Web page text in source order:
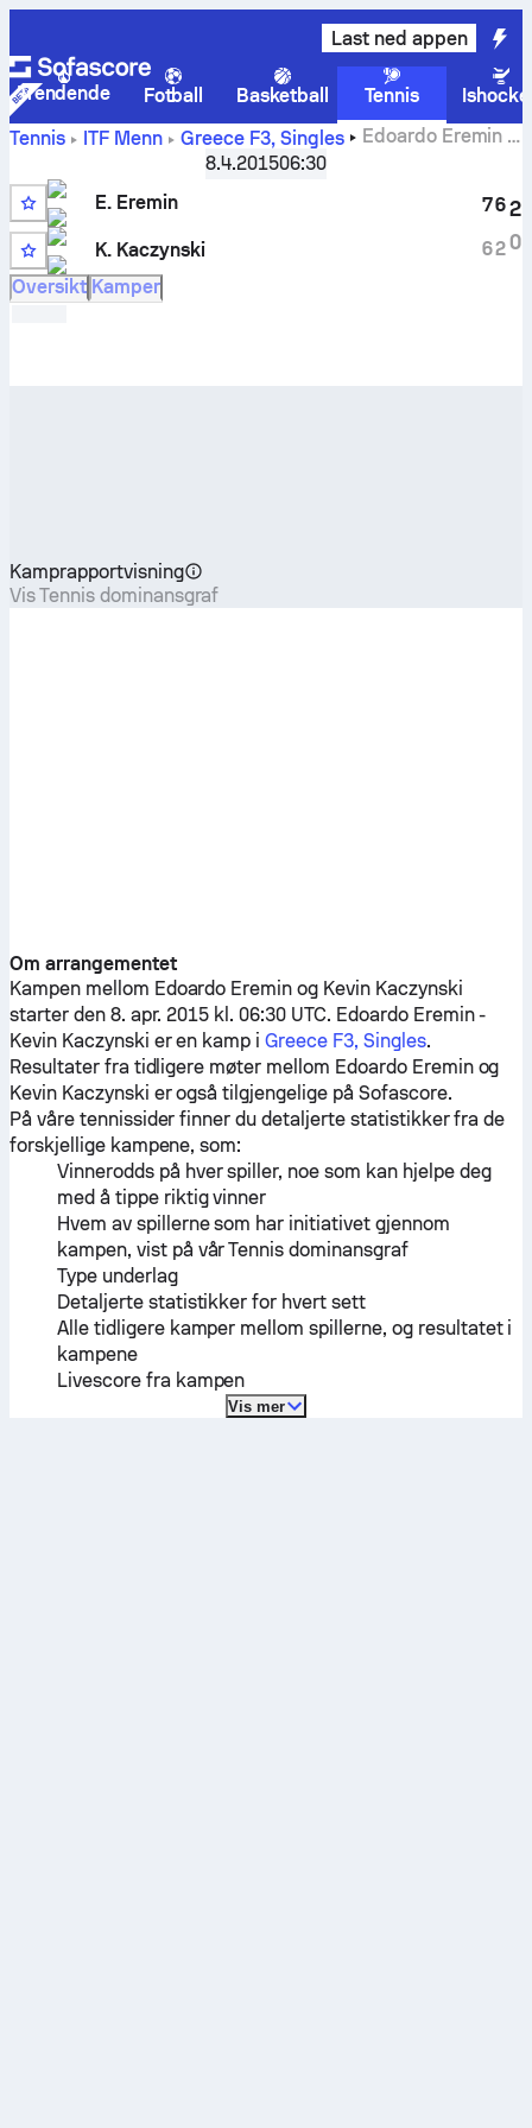
Last ned appen
Trendende Fotball Basketball Tennis
Tennis
ITF Menn Greece F3, Singles Edoardo Eremin -
livescore og innbyrdes oppgjør
8.4.201506:30
E. Eremin
K. Kaczynski
7
6
6
2
2
0
Oversikt Kamper
Kamprapportvisning
Vis Tennis dominansgraf
Om arrangementet
Kampen mellom Edoardo Eremin og Kevin Kaczynski
starter den 8. apr. 2015 kl. 06:30 UTC. Edoardo Eremin-
Kevin Kaczynski er en kamp iGreece F3, Singles.
Resultater fra tidligere møter mellom Edoardo Ereminog
Kevin Kaczynski er også tilgjengelige på Sofascore.
På våre tennissider finner du detaljerte statistikker fra de
forskjellige kampene, som:
Vinnerodds på hver spiller, noe som kan hjelpe deg
med å tippe riktig vinner
Hvem av spillerne som har initiativet gjennom
kampen, vist på vår Tennis dominansgraf
Type underlag
Detaljerte statistikker for hvert sett
Alle tidligere kamper mellom spillerne, og resultatet i
kampene
Livescore fra kampen
Vis mer